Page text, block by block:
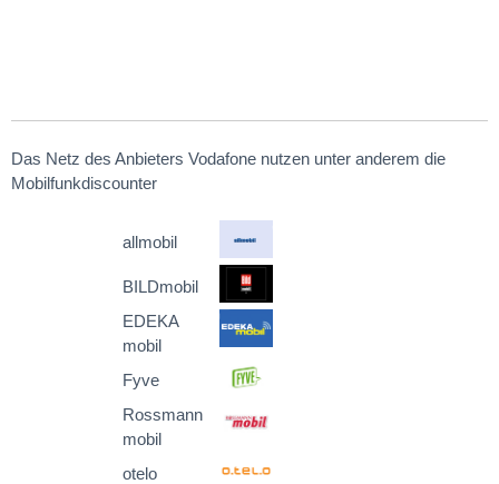
Das Netz des Anbieters Vodafone nutzen unter anderem die
Mobilfunkdiscounter
allmobil
BILDmobil
EDEKA
mobil
Fyve
Rossmann
mobil
otelo